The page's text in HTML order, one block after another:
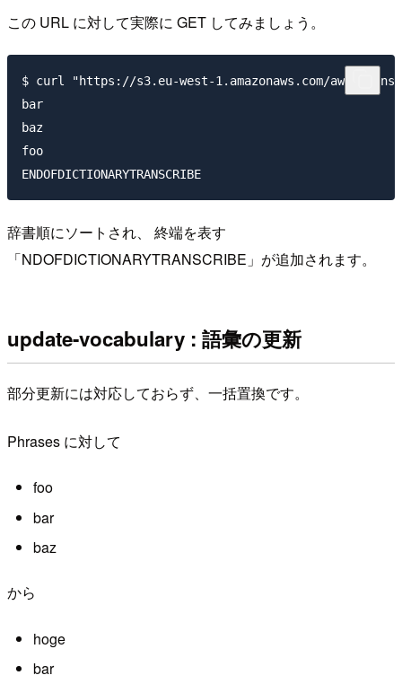
この URL に対して実際に GET してみましょう。
$ curl "https://s3.eu-west-1.amazonaws.com/aws-
bar
baz
foo
辞書順にソートされ、 終端を表す
「NDOFDICTIONARYTRANSCRIBE」が追加されます。
update-vocabulary : 語彙の更新
部分更新には対応しておらず、一括置換です。
Phrases に対して
foo
bar
baz
から
hoge
bar